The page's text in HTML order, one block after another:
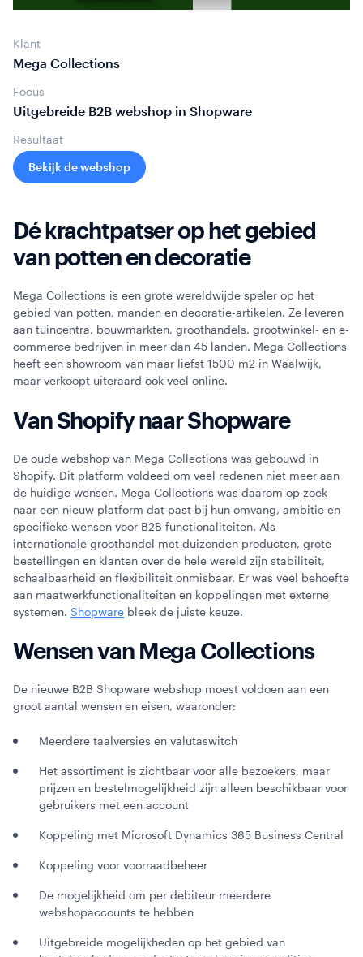
Webinars
Klant
Mega Collections
Focus
Uitgebreide B2B webshop in Shopware
Resultaat
Bekijk de webshop
Dé krachtpatser op het gebied
van potten en decoratie
Mega Collections is een grote wereldwijde speler op het
gebied van potten, manden en decoratie-artikelen. Ze leveren
aan tuincentra, bouwmarkten, groothandels, grootwinkel- en e-
commerce bedrijven in meer dan 45 landen. Mega Collections
heeft een showroom van maar liefst 1500 m2 in Waalwijk,
maar verkoopt uiteraard ook veel online.
Van Shopify naar Shopware
De oude webshop van Mega Collections was gebouwd in
Shopify. Dit platform voldeed om veel redenen niet meer aan
de huidige wensen. Mega Collections was daarom op zoek
naar een nieuw platform dat past bij hun omvang, ambitie en
specifieke wensen voor B2B functionaliteiten. Als
internationale groothandel met duizenden producten, grote
bestellingen en klanten over de hele wereld zijn stabiliteit,
schaalbaarheid en flexibiliteit onmisbaar. Er was veel behoefte
aan maatwerkfunctionaliteiten en koppelingen met externe
systemen. Shopware bleek de juiste keuze.
Wensen van Mega Collections
De nieuwe B2B Shopware webshop moest voldoen aan een
groot aantal wensen en eisen, waaronder:
Meerdere taalversies en valutaswitch
Het assortiment is zichtbaar voor alle bezoekers, maar
prijzen en bestelmogelijkheid zijn alleen beschikbaar voor
gebruikers met een account
Koppeling met Microsoft Dynamics 365 Business Central
Koppeling voor voorraadbeheer
De mogelijkheid om per debiteur meerdere
webshopaccounts te hebben
Uitgebreide mogelijkheden op het gebied van